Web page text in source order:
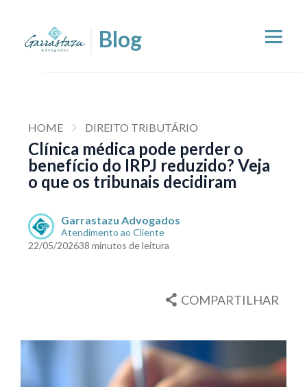
HOME DIREITO TRIBUTÁRIO
Clínica médica pode perder o
benefício do IRPJ reduzido? Veja
o que os tribunais decidiram
Garrastazu Advogados
Atendimento ao Cliente
22/05/202638 minutos de leitura
COMPARTILHAR